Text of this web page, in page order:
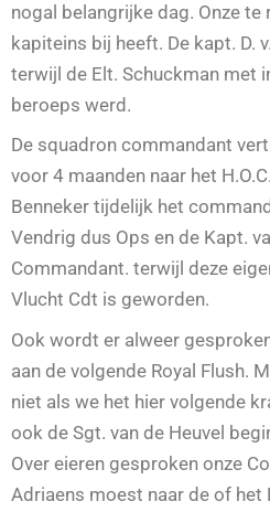
nogal belangrijke dag. Onze te
kapiteins bij heeft. De kapt. D.
terwijl de Elt. Schuckman met
beroeps werd.
De squadron commandant
voor 4 maanden naar het
Benneker tijdelijk het
Vendrig dus Ops en de Kapt.
Commandant. terwijl deze
Vlucht Cdt is geworden.
Ook wordt er alweer
aan de volgende Royal Flush.
niet als we het hier volgende
ook de Sgt. van de Heuvel
Over eieren gesproken onze
Adriaens moest naar de of het